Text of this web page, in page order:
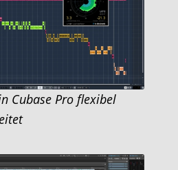
Cubase Pro flexibel